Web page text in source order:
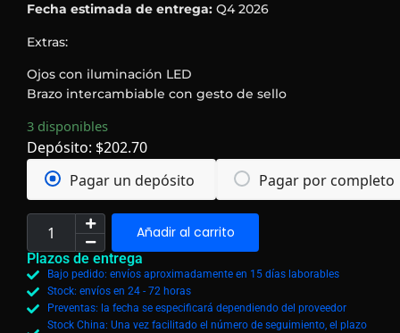
Fecha estimada de entrega: Q4 2026
Extras:
Ojos con iluminación LED
Brazo intercambiable con gesto de sello
3 disponibles
Depósito: $202.70
Pagar por completo
Pagar un depósito
Añadir al carrito
Plazos de entrega
Bajo pedido: envíos aproximadamente en 15 días laborables
Stock: envíos en 24 - 72 horas
Preventas: la fecha se especificará dependiendo del proveedor
Stock China: Una vez facilitado el número de seguimiento, el plazo